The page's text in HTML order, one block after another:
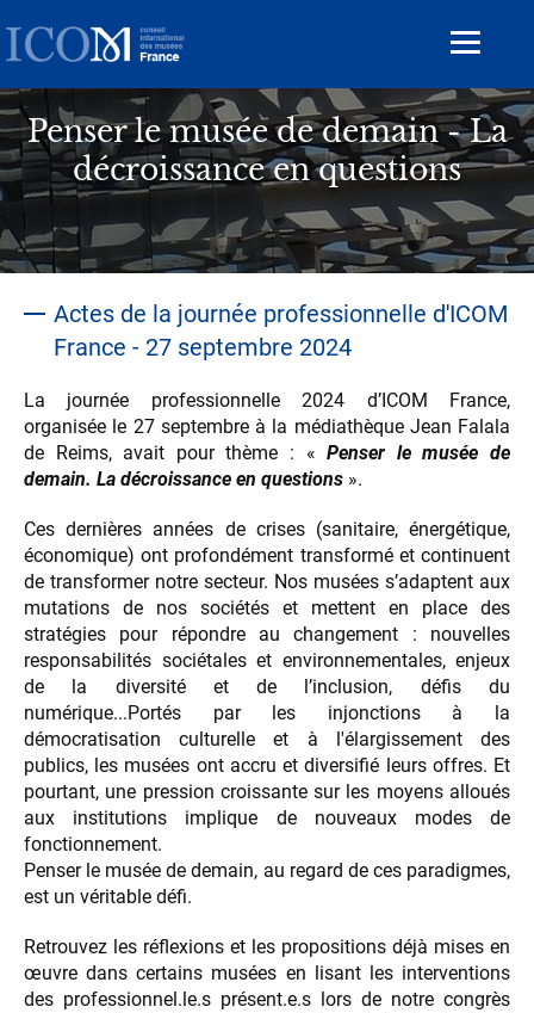
au
contenu
principal
Toggle
Penser le musée de demain - La
décroissance en questions
Actes de la journée professionnelle d'ICOM
France - 27 septembre 2024
La journée professionnelle 2024 d’ICOM France,
organisée le 27 septembre à la médiathèque Jean Falala
de Reims, avait pour thème : «Penser le musée de
demain. La décroissance en questions ».
Ces dernières années de crises (sanitaire, énergétique,
économique) ont profondément transformé et continuent
de transformer notre secteur. Nos musées s’adaptent aux
mutations de nos sociétés et mettent en place des
stratégies pour répondre au changement : nouvelles
responsabilités sociétales et environnementales, enjeux
de la diversité et de l’inclusion, défis du
numérique...Portés par les injonctions à la
démocratisation culturelle et à l'élargissement des
publics, les musées ont accru et diversifié leurs offres. Et
pourtant, une pression croissante sur les moyens alloués
aux institutions implique de nouveaux modes de
fonctionnement.
Penser le musée de demain, au regard de ces paradigmes,
est un véritable défi.
Retrouvez les réflexions et les propositions déjà mises en
œuvre dans certains musées en lisant les interventions
des professionnel.le.s présent.e.s lors de notre congrès